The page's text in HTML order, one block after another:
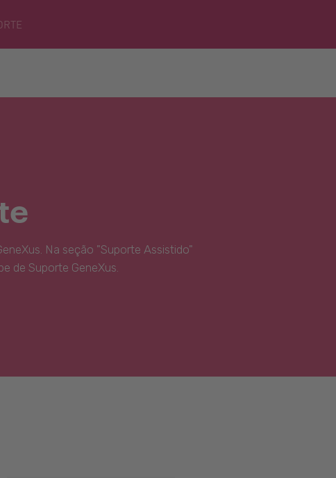
Na seção "Suporte Assistido"
de Suporte GeneXus.